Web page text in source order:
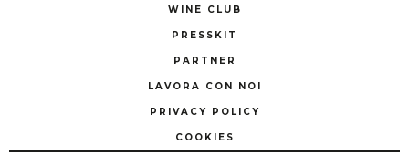
WINE CLUB
PRESSKIT
PARTNER
LAVORA CON NOI
PRIVACY POLICY
COOKIES